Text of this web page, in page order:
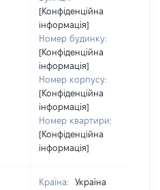
[Конфіденційна
інформація]
Номер будинку:
[Конфіденційна
інформація]
Номер корпусу:
[Конфіденційна
інформація]
Номер квартири:
[Конфіденційна
інформація]
Країна:
Україна